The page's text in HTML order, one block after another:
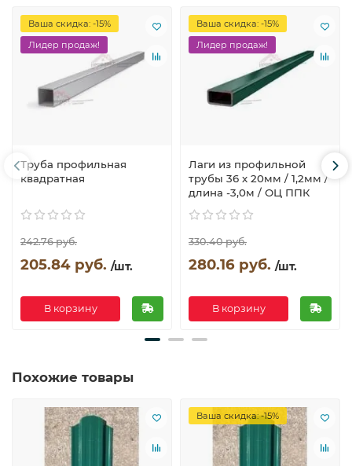
Ваша скидка: -15%
Лидер продаж!
Труба профильная
квадратная
242.76 руб.
205.84 руб. /шт.
В корзину
Ваша скидка: -15%
Лидер продаж!
Лаги из профильной
трубы 36 х 20мм / 1,2мм /
длина -3,0м / ОЦ ППК
330.40 руб.
280.16 руб. /шт.
В корзину
Похожие товары
Ваша скидка: -15%